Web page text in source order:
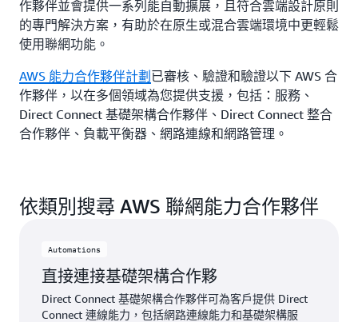
作夥伴並會提供一系列能自動擴展，且符合雲端設計原則
的專門解決方案，有助於在原生或混合雲端環境中更輕鬆
使用聯網功能。
AWS 能力合作夥伴計劃 已審核、驗證和驗證以下 AWS 合
作夥伴，以在多個領域為您提供支援，包括：服務、
Direct Connect 基礎架構合作夥伴、Direct Connect 整合
合作夥伴、負載平衡器、網路連線和網路管理。
依類別搜尋 AWS 聯網能力合作夥伴
Automations
直接連接基礎架構合作夥
Direct Connect 基礎架構合作夥伴可為客戶提供 Direct
Connect 連線能力，包括網路連線能力和基礎架構服